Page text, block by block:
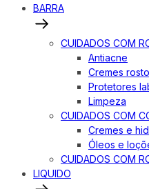
BARRA
CUIDADOS COM
Antiacne
Cremes rosto
Protetores
Limpeza
CUIDADOS COM
Cremes e
Óleos e
CUIDADOS COM
LIQUIDO